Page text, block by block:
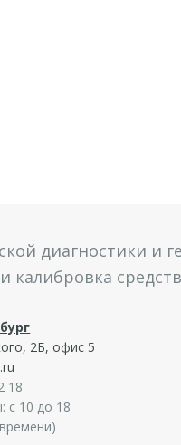
диагностики и
калибровка
2Б, офис 5
18
с 10 до 18